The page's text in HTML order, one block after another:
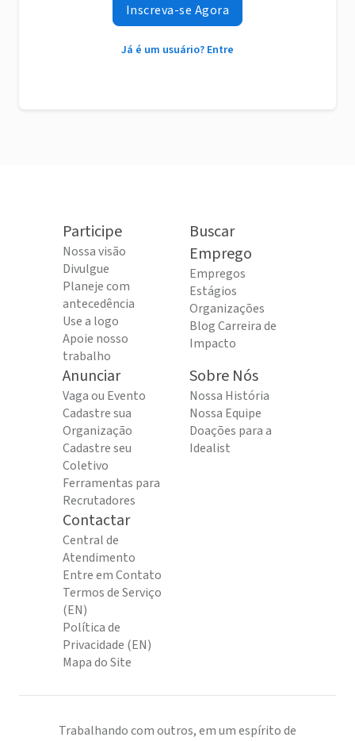
Inscreva-se Agora
Já é um usuário? Entre
Participe
Nossa visão
Divulgue
Planeje com
antecedência
Use a logo
Apoie nosso
trabalho
Buscar
Emprego
Empregos
Estágios
Organizações
Blog Carreira de
Impacto
Anunciar
Vaga ou Evento
Cadastre sua
Organização
Cadastre seu
Coletivo
Ferramentas para
Recrutadores
Sobre Nós
Nossa História
Nossa Equipe
Doações para a
Idealist
Contactar
Central de
Atendimento
Entre em Contato
Termos de Serviço
(EN)
Política de
Privacidade (EN)
Mapa do Site
Trabalhando com outros, em um espírito de